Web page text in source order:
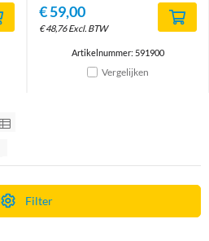
€59,00
€48,76 Excl. BTW
Artikelnummer: 591900
Vergelijken
Filter